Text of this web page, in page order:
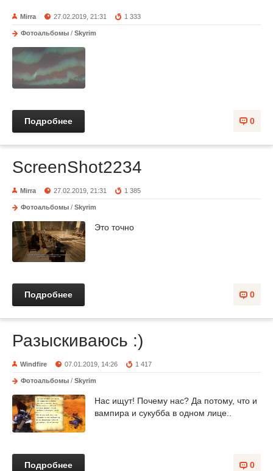
Mirra 27.02.2019, 21:31 1 333
Фотоальбомы / Skyrim
0
Подробнее
ScreenShot2234
Mirra 27.02.2019, 21:31 1 385
Фотоальбомы / Skyrim
Это точно
0
Подробнее
Разыскиваюсь :)
Windfire 07.01.2019, 14:26 1 417
Фотоальбомы / Skyrim
Нас ищут! Почему нас? Да потому, что и
вампира и сукубба в одном лице..
0
Подробнее